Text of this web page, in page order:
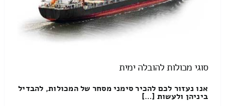
סוגי מכולות להובלה ימית
אנו נעזור לכם להכיר סימני מסחר של המכולות, להבדיל
ביניהן ולעשות […]